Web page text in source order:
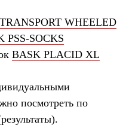
WHEELED
PSS-SOCKS
BASK PLACID XL
посмотреть по
.